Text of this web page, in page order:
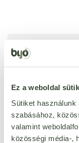
Ez a weboldal
Sütiket
szabásához,
valamint
közösségi média-,
Jellemzők
Ezt a terméket